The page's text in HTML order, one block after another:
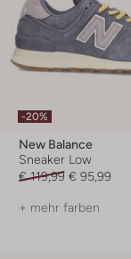
-20%
New Balance
Sneaker Low
€ 119,99 € 95,99
+ mehr farben